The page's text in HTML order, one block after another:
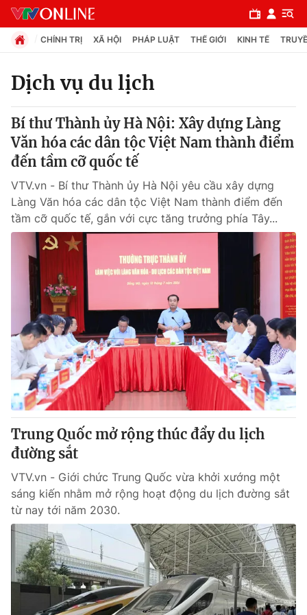
Chuyên mục
Chính trị
Pháp luật
Y tế
Thế giới
Tin tức
Thế giới đó đây
Câu chuyện quốc tế
Kinh tế
Tài chính
Thị trường
Góc doanh nghiệp
Dữ liệu và đời sống
Truyền hình
Phim VTV
Hậu trường
Nhân vật
Khán giả
Giải sao mai
Giải trí
Điện ảnh
Âm nhạc
Sao
Đời sống
Du lịch
Làm đẹp
Chất lượng cuộc sống
Giáo dục
Tuyển sinh
Học trực tuyến
Công nghệ
Hitech Công nghệ tương lai
CHÍNH TRỊ XÃ HỘI PHÁP LUẬT THẾ GIỚI KINH TẾ
Dịch vụ du lịch
Bí thư Thành ủy Hà Nội: Xây dựng Làng
Văn hóa các dân tộc Việt Nam thành điểm
đến tầm cỡ quốc tế
VTV.vn - Bí thư Thành ủy Hà Nội yêu cầu xây dựng
Làng Văn hóa các dân tộc Việt Nam thành điểm đến
tầm cỡ quốc tế, gắn với cực tăng trưởng phía Tây...
Trung Quốc mở rộng thúc đẩy du lịch
đường sắt
VTV.vn - Giới chức Trung Quốc vừa khởi xướng một
sáng kiến nhằm mở rộng hoạt động du lịch đường sắt
từ nay tới năm 2030.